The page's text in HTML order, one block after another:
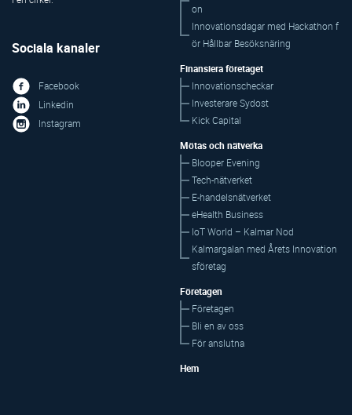
Sociala kanaler
Facebook
Linkedin
Instagram
on
Innovationsdagar med Hackathon f
ör Hållbar Besöksnäring
Finansiera företaget
Innovationscheckar
Investerare Sydost
Kick Capital
Mötas och nätverka
Blooper Evening
Tech-nätverket
E-handelsnätverket
eHealth Business
IoT World – Kalmar Nod
Kalmargalan med Årets Innovation
sföretag
Företagen
Företagen
Bli en av oss
För anslutna
Hem